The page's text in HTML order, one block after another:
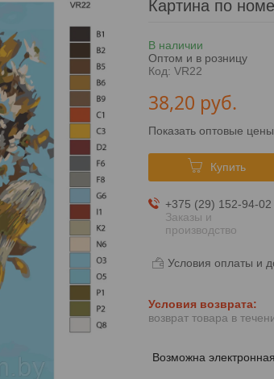
Картина по
В наличии
Оптом и в розницу
Код: VR22
38,20 руб.
Показать оптовые цены
Купить
+375 (29) 152-94-02
Заказы и
производство
Условия оплаты и
возврат товара в